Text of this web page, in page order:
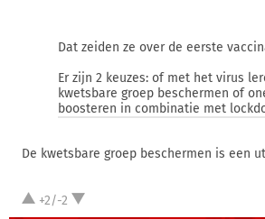
Dat zeiden ze over de eerste
Er zijn 2 keuzes: of met het virus
kwetsbare groep beschermen of
boosteren in combinatie met
De kwetsbare groep beschermen is een
+2/-2